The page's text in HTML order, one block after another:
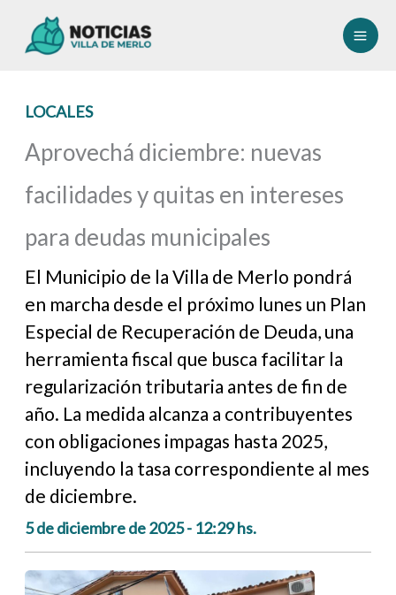
LOCALES
Aprovechá diciembre: nuevas
facilidades y quitas en intereses
para deudas municipales
El Municipio de la Villa de Merlo pondrá
en marcha desde el próximo lunes un Plan
Especial de Recuperación de Deuda, una
herramienta fiscal que busca facilitar la
regularización tributaria antes de fin de
año. La medida alcanza a contribuyentes
con obligaciones impagas hasta 2025,
incluyendo la tasa correspondiente al mes
de diciembre.
5 de diciembre de 2025 - 12:29 hs.